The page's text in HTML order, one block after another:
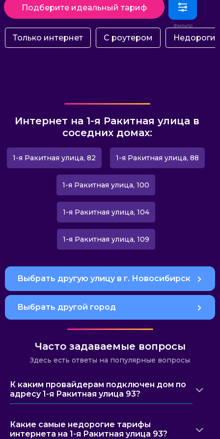
Подберите идеальный тариф
Только интернет С роутером Недорогие
Интернет на 1-я Ракитная улица в
соседних домах:
1-я Ракитная улица, 82 1-я Ракитная улица, 88
1-я Ракитная улица, 100
1-я Ракитная улица, 104
1-я Ракитная улица, 109
Выбрать другую улицу в г. Новосибирск
Выбрать другой город
Часто задаваемые вопросы
Здесь есть ответы на популярные вопросы
К каким провайдерам подключен дом по
адресу 1-я Ракитная улица 93?
Какие самые недорогие тарифы
интернета на 1-я Ракитная улица 93?